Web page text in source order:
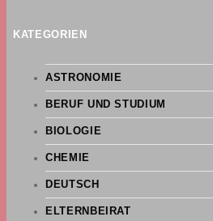
KATEGORIEN
ASTRONOMIE
BERUF UND STUDIUM
BIOLOGIE
CHEMIE
DEUTSCH
ELTERNBEIRAT